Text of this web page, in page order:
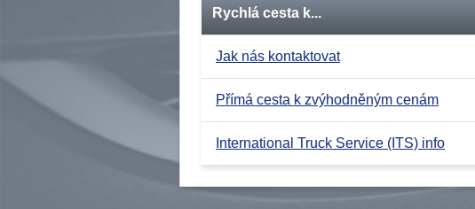
Rychlá cesta k...
Jak nás kontaktovat
Přímá cesta k zvýhodněným cenám
International Truck Service (ITS) info